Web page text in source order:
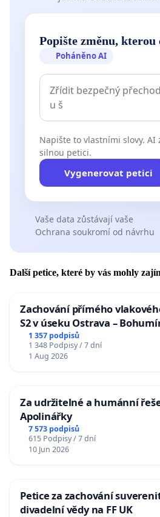
Popište změnu, kterou
Poháněno AI
Napište to vlastními slovy. AI
silnou petici.
Vygenerovat petici
Vaše data zůstávají vaše
Ochrana soukromí od návrhu
Další petice, které by vás mohly
Zachování přímého
S2 v úseku Ostrava –
u Jablunkova
1 357 podpisů
1 348 Podpisy / 7 dní
1 Aug 2026
Za udržitelné a humánní
Apolinářky
7 573 podpisů
615 Podpisy / 7 dní
10 Jun 2026
Petice za zachování
divadelní vědy na FF UK